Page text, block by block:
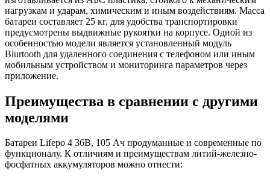
нагрузкам и ударам, химическим и иным воздействиям. Масса
батареи составляет 25 кг, для удобства транспортировки
предусмотрены выдвижные рукоятки на корпусе. Одной из
особенностью модели является установленный модуль
Blurtooth для удаленного соединения с телефоном или иным
мобильным устройством и мониторинга параметров через
приложение.
Преимущества в сравнении с другими
моделями
Батареи Lifepo 4 36В, 105 Ач продуманные и современные по
функционалу. К отличиям и преимуществам литий-железно-
фосфатных аккумуляторов можно отнести: